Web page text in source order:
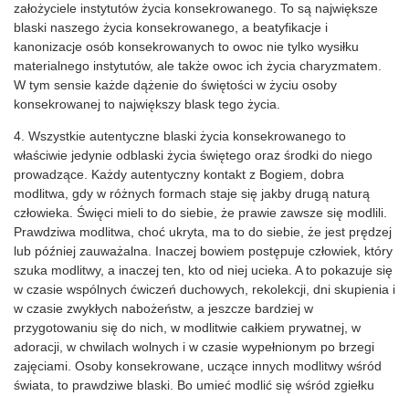
założyciele instytutów życia konsekrowanego. To są największe
blaski naszego życia konsekrowanego, a beatyfikacje i
kanonizacje osób konsekrowanych to owoc nie tylko wysiłku
materialnego instytutów, ale także owoc ich życia charyzmatem.
W tym sensie każde dążenie do świętości w życiu osoby
konsekrowanej to największy blask tego życia.
4. Wszystkie autentyczne blaski życia konsekrowanego to
właściwie jedynie odblaski życia świętego oraz środki do niego
prowadzące. Każdy autentyczny kontakt z Bogiem, dobra
modlitwa, gdy w różnych formach staje się jakby drugą naturą
człowieka. Święci mieli to do siebie, że prawie zawsze się modlili.
Prawdziwa modlitwa, choć ukryta, ma to do siebie, że jest prędzej
lub później zauważalna. Inaczej bowiem postępuje człowiek, który
szuka modlitwy, a inaczej ten, kto od niej ucieka. A to pokazuje się
w czasie wspólnych ćwiczeń duchowych, rekolekcji, dni skupienia i
w czasie zwykłych nabożeństw, a jeszcze bardziej w
przygotowaniu się do nich, w modlitwie całkiem prywatnej, w
adoracji, w chwilach wolnych i w czasie wypełnionym po brzegi
zajęciami. Osoby konsekrowane, uczące innych modlitwy wśród
świata, to prawdziwe blaski. Bo umieć modlić się wśród zgiełku